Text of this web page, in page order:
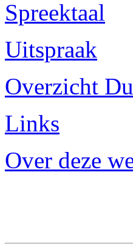
Spreektaal
Uitspraak
Overzicht
Links
Over deze